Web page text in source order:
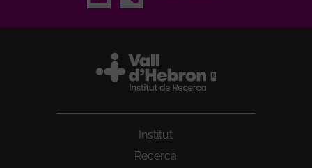
Institut
Recerca